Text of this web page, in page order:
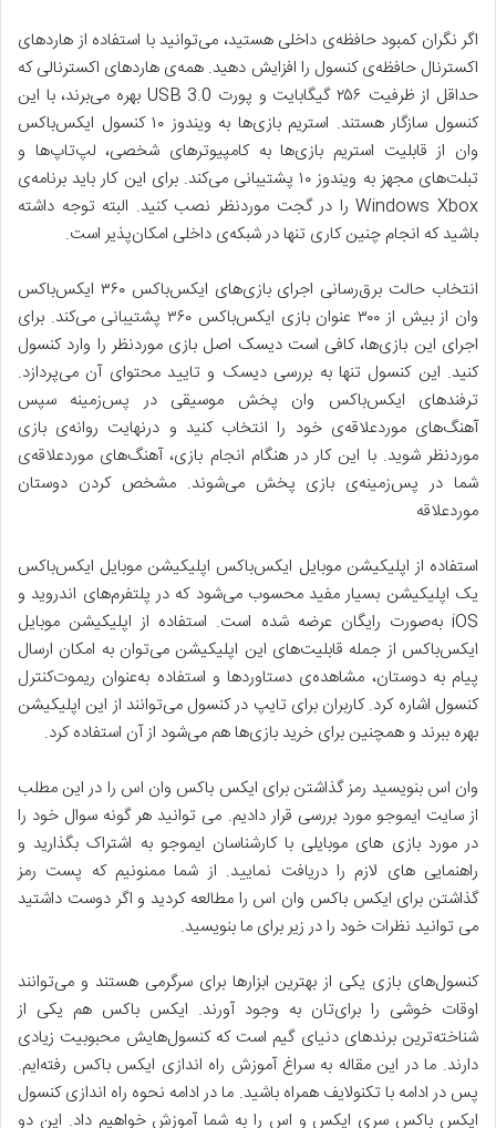
اگر نگران کمبود حافظه‌ی داخلی هستید، می‌توانید با استفاده از هاردهای
اکسترنال حافظه‌ی کنسول را افزایش دهید. همه‌ی هاردهای اکسترنالی که
حداقل از ظرفیت ۲۵۶ گیگابایت و پورت USB 3.0 بهره می‌برند، با این
کنسول سازگار هستند. استریم بازی‌ها به ویندوز ۱۰ کنسول ایکس‌باکس
وان از قابلیت استریم بازی‌ها به کامپیوترهای شخصی، لپ‌تاپ‌ها و
تبلت‌های مجهز به ویندوز ۱۰ پشتیبانی می‌کند. برای این کار باید برنامه‌ی
Windows Xbox را در گجت موردنظر نصب کنید. البته توجه داشته
باشید که انجام چنین کاری تنها در شبکه‌ی داخلی امکان‌پذیر است.
انتخاب حالت برق‌رسانی اجرای بازی‌های ایکس‌باکس ۳۶۰ ایکس‌باکس
وان از بیش از ۳۰۰ عنوان بازی ایکس‌باکس ۳۶۰ پشتیبانی می‌کند. برای
اجرای این بازی‌ها، کافی است دیسک اصل بازی موردنظر را وارد کنسول
کنید. این کنسول تنها به بررسی دیسک و تایید محتوای آن می‌پردازد.
ترفندهای ایکس‌باکس وان پخش موسیقی در پس‌زمینه سپس
آهنگ‌های موردعلاقه‌ی خود را انتخاب کنید و درنهایت روانه‌ی بازی
موردنظر شوید. با این کار در هنگام انجام بازی، آهنگ‌های موردعلاقه‌ی
شما در پس‌زمینه‌ی بازی پخش می‌شوند. مشخص کردن دوستان
موردعلاقه
استفاده از اپلیکیشن موبایل ایکس‌باکس اپلیکیشن موبایل ایکس‌باکس
یک اپلیکیشن بسیار مفید محسوب می‌شود که در پلتفرم‌های اندروید و
iOS به‌صورت رایگان عرضه شده است. استفاده از اپلیکیشن موبایل
ایکس‌باکس از جمله قابلیت‌های این اپلیکیشن می‌توان به امکان ارسال
پیام به دوستان، مشاهده‌ی دستاوردها و استفاده به‌عنوان ریموت‌کنترل
کنسول اشاره کرد. کاربران برای تایپ در کنسول می‌توانند از این اپلیکیشن
بهره ببرند و همچنین برای خرید بازی‌ها هم می‌شود از آن استفاده کرد.
وان اس بنویسید رمز گذاشتن برای ایکس باکس وان اس را در این مطلب
از سایت ایموجو مورد بررسی قرار دادیم. می توانید هر گونه سوال خود را
در مورد بازی های موبایلی با کارشناسان ایموجو به اشتراک بگذارید و
راهنمایی های لازم را دریافت نمایید. از شما ممنونیم که پست رمز
گذاشتن برای ایکس باکس وان اس را مطالعه کردید و اگر دوست داشتید
می توانید نظرات خود را در زیر برای ما بنویسید.
کنسول‌های بازی یکی از بهترین ابزارها برای سرگرمی هستند و می‌توانند
اوقات خوشی را برای‌تان به وجود آورند. ایکس باکس هم یکی از
شناخته‌ترین برندهای دنیای گیم است که کنسول‌هایش محبوبیت زیادی
دارند. ما در این مقاله به سراغ آموزش راه اندازی ایکس باکس رفته‌ایم.
پس در ادامه با تکنولایف همراه باشید. ما در ادامه نحوه راه اندازی کنسول
ایکس باکس سری ایکس و اس را به شما آموزش خواهیم داد. این دو